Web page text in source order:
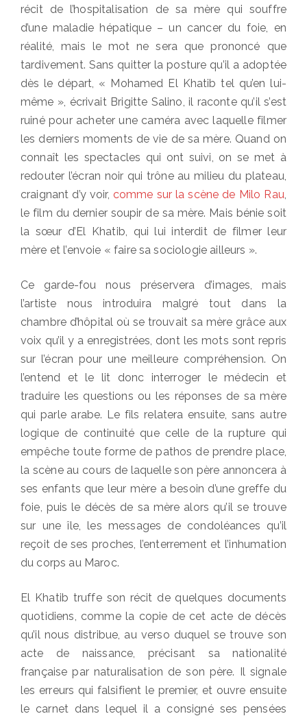
récit de l’hospitalisation de sa mère qui souffre
d’une maladie hépatique – un cancer du foie, en
réalité, mais le mot ne sera que prononcé que
tardivement. Sans quitter la posture qu’il a adoptée
dès le départ, « Mohamed El Khatib tel qu’en lui-
même », écrivait Brigitte Salino, il raconte qu’il s’est
ruiné pour acheter une caméra avec laquelle filmer
les derniers moments de vie de sa mère. Quand on
connaît les spectacles qui ont suivi, on se met à
redouter l’écran noir qui trône au milieu du plateau,
craignant d’y voir, comme sur la scène de Milo Rau,
le film du dernier soupir de sa mère. Mais bénie soit
la sœur d’El Khatib, qui lui interdit de filmer leur
mère et l’envoie « faire sa sociologie ailleurs ».
Ce garde-fou nous préservera d’images, mais
l’artiste nous introduira malgré tout dans la
chambre d’hôpital où se trouvait sa mère grâce aux
voix qu’il y a enregistrées, dont les mots sont repris
sur l’écran pour une meilleure compréhension. On
l’entend et le lit donc interroger le médecin et
traduire les questions ou les réponses de sa mère
qui parle arabe. Le fils relatera ensuite, sans autre
logique de continuité que celle de la rupture qui
empêche toute forme de pathos de prendre place,
la scène au cours de laquelle son père annoncera à
ses enfants que leur mère a besoin d’une greffe du
foie, puis le décès de sa mère alors qu’il se trouve
sur une île, les messages de condoléances qu’il
reçoit de ses proches, l’enterrement et l’inhumation
du corps au Maroc.
El Khatib truffe son récit de quelques documents
quotidiens, comme la copie de cet acte de décès
qu’il nous distribue, au verso duquel se trouve son
acte de naissance, précisant sa nationalité
française par naturalisation de son père. Il signale
les erreurs qui falsifient le premier, et ouvre ensuite
le carnet dans lequel il a consigné ses pensées